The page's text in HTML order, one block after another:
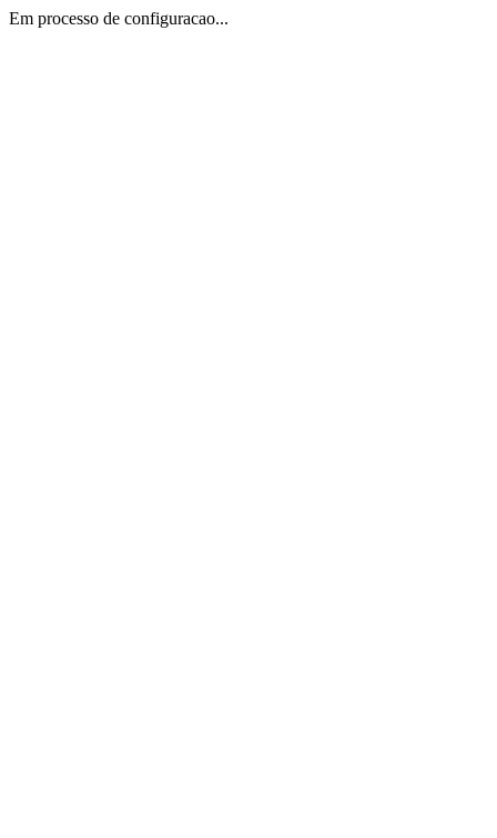
Em processo de configuracao...